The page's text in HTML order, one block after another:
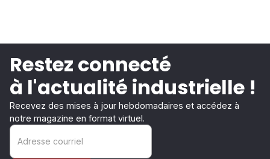
Restez connecté
à l'actualité industrielle !
Recevez des mises à jour hebdomadaires et accédez à
notre magazine en format virtuel.